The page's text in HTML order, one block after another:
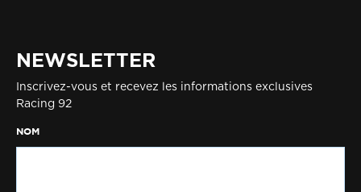
NEWSLETTER
Inscrivez-vous et recevez les informations exclusives
Racing 92
NOM